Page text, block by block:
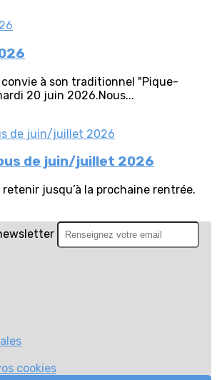
convie à son traditionnel "Pique-
20 juin 2026.Nous...
de juin/juillet 2026
jusqu’à la prochaine rentrée.
cookies